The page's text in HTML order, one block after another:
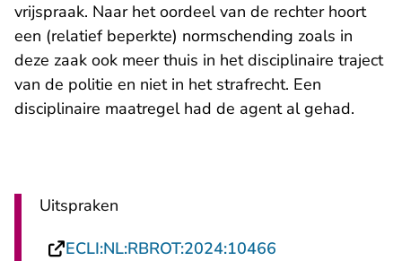
vrijspraak. Naar het oordeel van de rechter hoort
een (relatief beperkte) normschending zoals in
deze zaak ook meer thuis in het disciplinaire traject
van de politie en niet in het strafrecht. Een
disciplinaire maatregel had de agent al gehad.
Uitspraken
ECLI:NL:RBROT:2024:10466